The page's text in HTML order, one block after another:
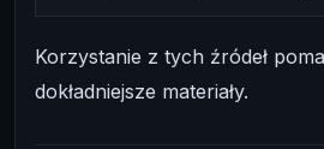
Korzystanie z tych źródeł
dokładniejsze materiały.